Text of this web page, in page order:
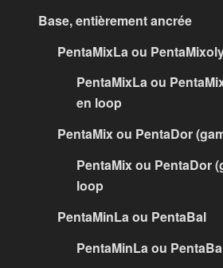
Base, entièrement ancrée
PentaMixLa ou
PentaMixLa ou
en loop
PentaMix ou PentaDor
PentaMix ou PentaDor
loop
PentaMinLa ou PentaBal
PentaMinLa ou